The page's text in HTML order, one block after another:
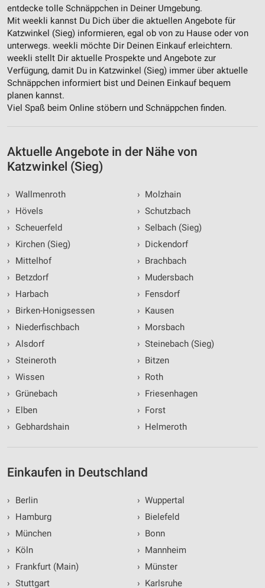
entdecke tolle Schnäppchen in Deiner Umgebung.
Mit weekli kannst Du Dich über die aktuellen Angebote für
Katzwinkel (Sieg) informieren, egal ob von zu Hause oder von
unterwegs. weekli möchte Dir Deinen Einkauf erleichtern.
weekli stellt Dir aktuelle Prospekte und Angebote zur
Verfügung, damit Du in Katzwinkel (Sieg) immer über aktuelle
Schnäppchen informiert bist und Deinen Einkauf bequem
planen kannst.
Viel Spaß beim Online stöbern und Schnäppchen finden.
Aktuelle Angebote in der Nähe von
Katzwinkel (Sieg)
› Wallmenroth
›
Hövels
› Scheuerfeld
›
Kirchen (Sieg)
›
Mittelhof
›
Betzdorf
›
Harbach
›
Birken-Honigsessen
›
Niederfischbach
› Alsdorf
› Steineroth
› Wissen
›
Grünebach
›
Elben
›
Gebhardshain
› Molzhain
› Schutzbach
› Selbach (Sieg)
› Dickendorf
› Brachbach
› Mudersbach
› Fensdorf
› Kausen
› Morsbach
› Steinebach (Sieg)
› Bitzen
› Roth
› Friesenhagen
› Forst
› Helmeroth
Einkaufen in Deutschland
›
Berlin
›
Hamburg
›
München
›
Köln
›
Frankfurt (Main)
› Stuttgart
› Wuppertal
› Bielefeld
› Bonn
› Mannheim
› Münster
› Karlsruhe